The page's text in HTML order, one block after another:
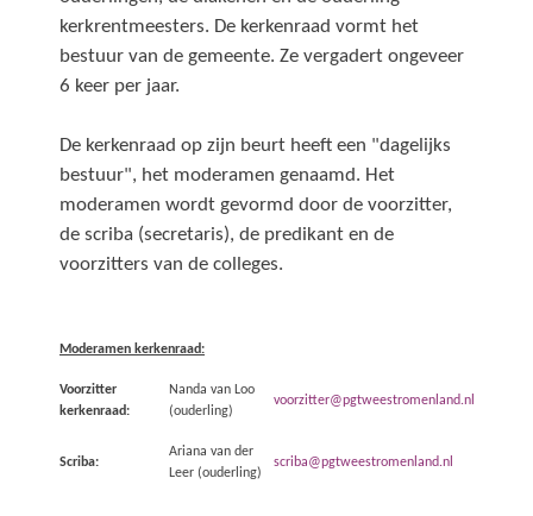
kerkrentmeesters. De kerkenraad vormt het
bestuur van de gemeente. Ze vergadert ongeveer
6 keer per jaar.
De kerkenraad op zijn beurt heeft een "dagelijks
bestuur", het moderamen genaamd. Het
moderamen wordt gevormd door de voorzitter,
de scriba (secretaris), de predikant en de
voorzitters van de colleges.
Moderamen kerkenraad:
Voorzitter
kerkenraad:
Nanda van Loo
(ouderling)
voorzitter@pgtweestromenland.nl
Scriba:
Ariana van der
Leer (ouderling)
scriba@pgtweestromenland.nl